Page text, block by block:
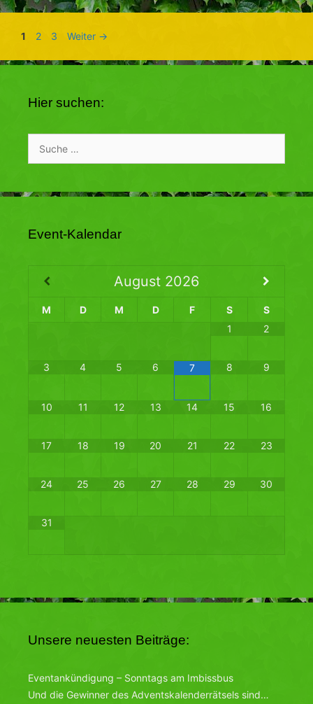
Seite
1 Seite
2 Seite
3 Weiter →
Hier suchen:
nach:
Event-Kalendar
August 2026
M D M D F S
S
1
2
3 4 5 6 7 8 9
10 11 12 13 14 15 16
17 18 19 20 21 22 23
24 25 26 27 28 29 30
31
Unsere neuesten Beiträge:
Eventankündigung – Sonntags am Imbissbus
Und die Gewinner des Adventskalenderrätsels sind…